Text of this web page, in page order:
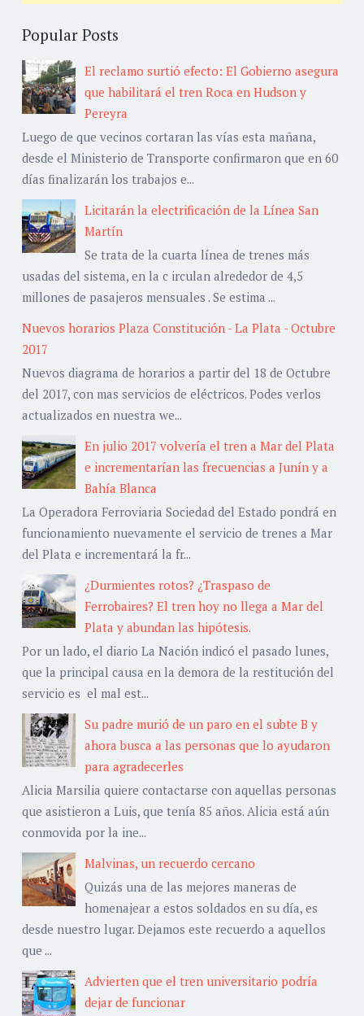
Popular Posts
El reclamo surtió efecto: El Gobierno asegura
que habilitará el tren Roca en Hudson y
Pereyra
Luego de que vecinos cortaran las vías esta mañana,
desde el Ministerio de Transporte confirmaron que en 60
días finalizarán los trabajos e...
Licitarán la electrificación de la Línea San
Martín
Se trata de la cuarta línea de trenes más
usadas del sistema, en la c irculan alrededor de 4,5
millones de pasajeros mensuales . Se estima ...
Nuevos horarios Plaza Constitución - La Plata - Octubre
2017
Nuevos diagrama de horarios a partir del 18 de Octubre
del 2017, con mas servicios de eléctricos. Podes verlos
actualizados en nuestra we...
En julio 2017 volvería el tren a Mar del Plata
e incrementarían las frecuencias a Junín y a
Bahía Blanca
La Operadora Ferroviaria Sociedad del Estado pondrá en
funcionamiento nuevamente el servicio de trenes a Mar
del Plata e incrementará la fr...
¿Durmientes rotos? ¿Traspaso de
Ferrobaires? El tren hoy no llega a Mar del
Plata y abundan las hipótesis.
Por un lado, el diario La Nación indicó el pasado lunes,
que la principal causa en la demora de la restitución del
servicio es el mal est...
Su padre murió de un paro en el subte B y
ahora busca a las personas que lo ayudaron
para agradecerles
Alicia Marsilia quiere contactarse con aquellas personas
que asistieron a Luis, que tenía 85 años. Alicia está aún
conmovida por la ine...
Malvinas, un recuerdo cercano
Quizás una de las mejores maneras de
homenajear a estos soldados en su día, es
desde nuestro lugar. Dejamos este recuerdo a aquellos
que ...
Advierten que el tren universitario podría
dejar de funcionar